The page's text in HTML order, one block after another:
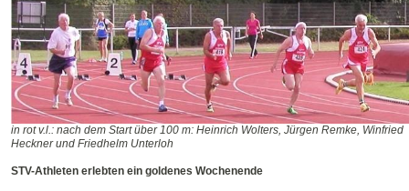
in rotv.l.: nach dem Start über 100 m: Heinrich Wolters, Jürgen Remke, Winfried
Heckner und Friedhelm Unterloh
STV-Athleten erlebten ein goldenes Wochenende